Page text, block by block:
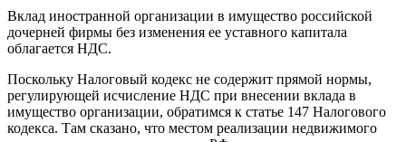
Вклад иностранной организации в имущество российской
дочерней фирмы без изменения ее уставного капитала
облагается НДС.
Поскольку Налоговый кодекс не содержит прямой нормы,
регулирующей исчисление НДС при внесении вклада в
имущество организации, обратимся к статье 147 Налогового
кодекса. Там сказано, что местом реализации недвижимого